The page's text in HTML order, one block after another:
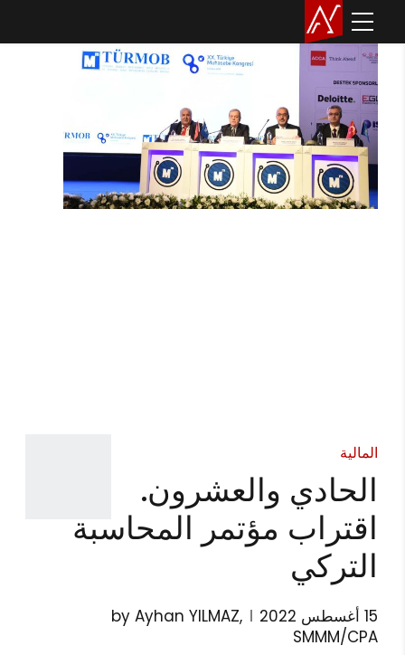
المالية
الحادي والعشرون.
اقتراب مؤتمر المحاسبة
التركي
15 أغسطس 2022
by Ayhan YILMAZ,
SMMM/CPA